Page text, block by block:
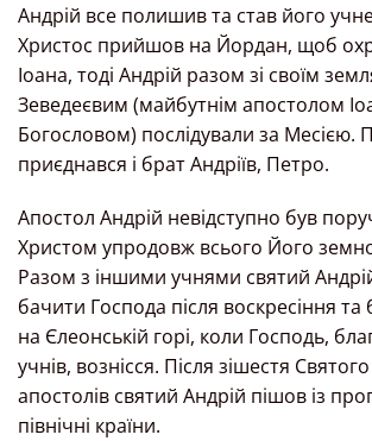
Андрій все полишив та став його
Христос прийшов на Йордан, щоб
Іоана, тоді Андрій разом зі своїм
Зеведеєвим (майбутнім апостолом
Богословом) послідували за Месією.
приєднався і брат Андріїв, Петро.
Апостол Андрій невідступно був
Христом упродовж всього Його
Разом з іншими учнями святий
бачити Господа після воскресіння та
на Єлеонській горі, коли Господь,
учнів, вознісся. Після зішестя
апостолів святий Андрій пішов із
північні країни.